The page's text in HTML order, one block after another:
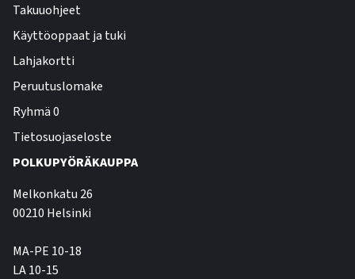
Takuuohjeet
Käyttöoppaat ja tuki
Lahjakortti
Peruutuslomake
Ryhmä 0
Tietosuojaseloste
POLKUPYÖRÄKAUPPA
Melkonkatu 26
00210 Helsinki
MA-PE 10-18
LA 10-15